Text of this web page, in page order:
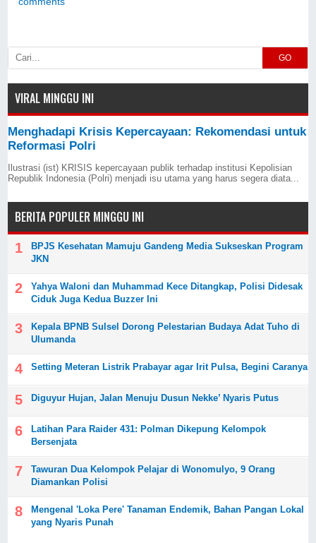
GO
VIRAL MINGGU INI
Menghadapi Krisis Kepercayaan: Rekomendasi untuk
Reformasi Polri
Ilustrasi (ist) KRISIS kepercayaan publik terhadap institusi Kepolisian
Republik Indonesia (Polri) menjadi isu utama yang harus segera diata...
BERITA POPULER MINGGU INI
BPJS Kesehatan Mamuju Gandeng Media Sukseskan Program
JKN
Yahya Waloni dan Muhammad Kece Ditangkap, Polisi Didesak
Ciduk Juga Kedua Buzzer Ini
Kepala BPNB Sulsel Dorong Pelestarian Budaya Adat Tuho di
Ulumanda
Setting Meteran Listrik Prabayar agar Irit Pulsa, Begini Caranya
Diguyur Hujan, Jalan Menuju Dusun Nekke’ Nyaris Putus
Latihan Para Raider 431: Polman Dikepung Kelompok
Bersenjata
Tawuran Dua Kelompok Pelajar di Wonomulyo, 9 Orang
Diamankan Polisi
Mengenal 'Loka Pere' Tanaman Endemik, Bahan Pangan Lokal
yang Nyaris Punah